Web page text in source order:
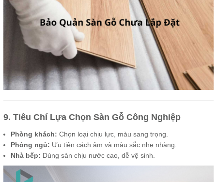
9. Tiêu Chí Lựa Chọn Sàn Gỗ Công Nghiệp
Phòng khách: Chọn loại chịu lực, màu sang trọng.
Phòng ngủ: Ưu tiên cách âm và màu sắc nhẹ nhàng.
Nhà bếp: Dùng sàn chịu nước cao, dễ vệ sinh.